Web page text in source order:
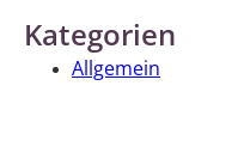
Kategorien
Allgemein